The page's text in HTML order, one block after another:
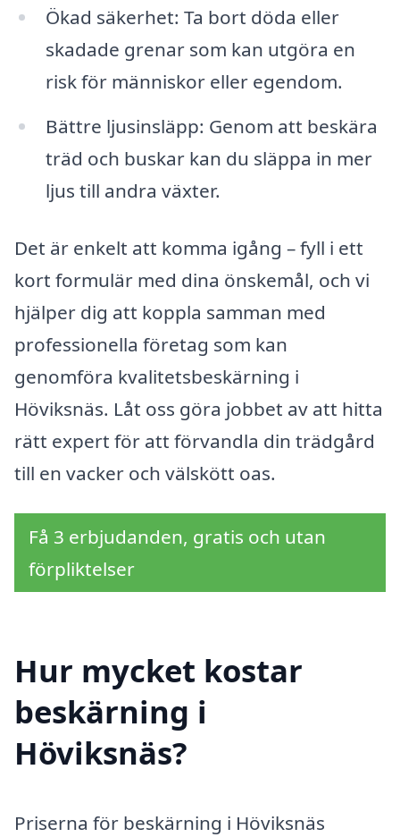
Ökad säkerhet: Ta bort döda eller
skadade grenar som kan utgöra en
risk för människor eller egendom.
Bättre ljusinsläpp: Genom att beskära
träd och buskar kan du släppa in mer
ljus till andra växter.
Det är enkelt att komma igång – fyll i ett
kort formulär med dina önskemål, och vi
hjälper dig att koppla samman med
professionella företag som kan
genomföra kvalitetsbeskärning i
Höviksnäs. Låt oss göra jobbet av att hitta
rätt expert för att förvandla din trädgård
till en vacker och välskött oas.
Få 3 erbjudanden, gratis och utan
förpliktelser
Hur mycket kostar
beskärning i
Höviksnäs?
Priserna för beskärning i Höviksnäs